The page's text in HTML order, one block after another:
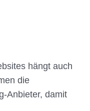
hängt auch
die
Anbieter, damit